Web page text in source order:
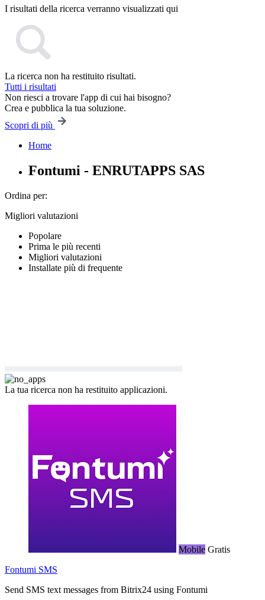
I risultati della ricerca verranno visualizzati qui
La ricerca non ha restituito risultati.
Tutti i risultati
Non riesci a trovare l'app di cui hai bisogno?
Crea e pubblica la tua soluzione.
Scopri di più
Home
Fontumi - ENRUTAPPS SAS
Ordina per:
Migliori valutazioni
Popolare
Prima le più recenti
Migliori valutazioni
Installate più di frequente
La tua ricerca non ha restituito applicazioni.
Mobile Gratis
Fontumi SMS
Send SMS text messages from Bitrix24 using Fontumi